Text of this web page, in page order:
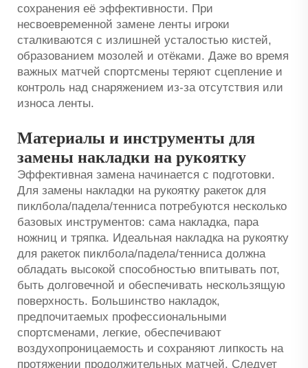
сохранения её эффективности. При
несвоевременной замене ленты игроки
сталкиваются с излишней усталостью кистей,
образованием мозолей и отёками. Даже во время
важных матчей спортсмены теряют сцепление и
контроль над снаряжением из-за отсутствия или
износа ленты.
Материалы и инструменты для
замены накладки на рукоятку
Эффективная замена начинается с подготовки.
Для замены накладки на рукоятку ракеток для
пиклбола/падела/тенниса потребуются несколько
базовых инструментов: сама накладка, пара
ножниц и тряпка. Идеальная накладка на рукоятку
для ракеток пиклбола/падела/тенниса должна
обладать высокой способностью впитывать пот,
быть долговечной и обеспечивать нескользящую
поверхность. Большинство накладок,
предпочитаемых профессиональными
спортсменами, легкие, обеспечивают
воздухопроницаемость и сохраняют липкость на
протяжении продолжительных матчей. Следует